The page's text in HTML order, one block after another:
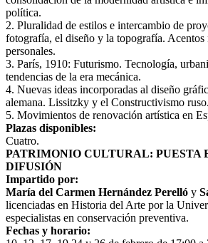
política.
2. Pluralidad de estilos e intercambio de
fotografía, el diseño y la topografía. Acentos
personales.
3. París, 1910: Futurismo. Tecnología,
tendencias de la era mecánica.
4. Nuevas ideas incorporadas al diseño
alemana. Lissitzky y el Constructivismo ruso.
5. Movimientos de renovación artística en
Plazas disponibles:
Cuatro.
PATRIMONIO CULTURAL: PUESTA
DIFUSIÓN
Impartido por:
María del Carmen Hernández Perelló y
licenciadas en Historia del Arte por la
especialistas en conservación preventiva.
Fechas y horario: